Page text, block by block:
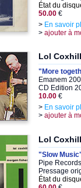
État du
50.00 €
> En savoir
> ajouter à
Lol Coxhill
"More
Emanem
CD Edition
10.00 €
> En savoir
> ajouter à
Lol
"Slow
Pipe
Pressage
État du